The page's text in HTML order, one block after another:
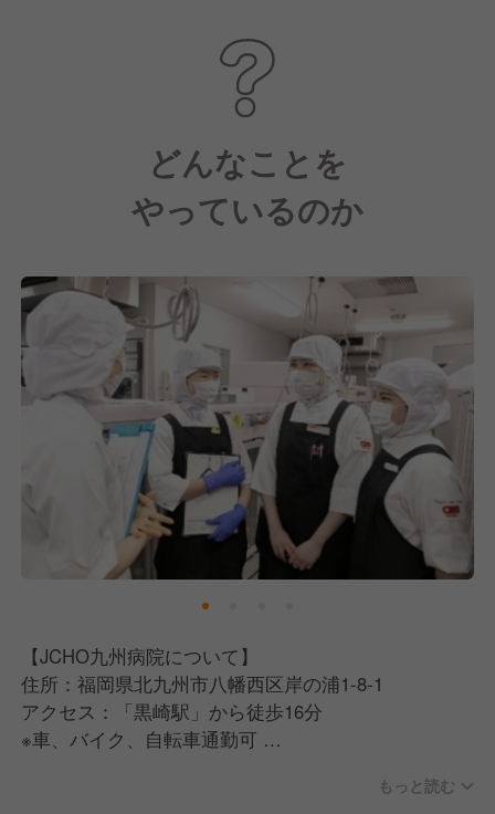
どんなことを
やっているのか
【JCHO九州病院について】
住所：福岡県北九州市八幡西区岸の浦1-8-1
アクセス：「黒崎駅」から徒歩16分
※車、バイク、自転車通勤可
もっと読む